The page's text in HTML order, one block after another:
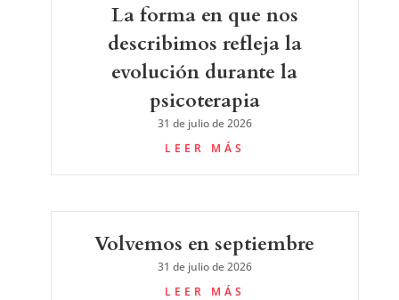
La forma en que nos
describimos refleja la
evolución durante la
psicoterapia
31 de julio de 2026
LEER MÁS
Volvemos en septiembre
31 de julio de 2026
LEER MÁS